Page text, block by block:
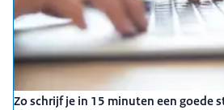
Zo schrijf je in 15 minuten een goede